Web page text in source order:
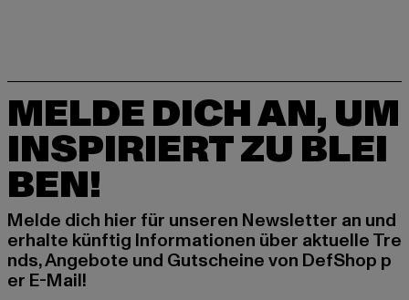
MELDE DICH AN, UM
INSPIRIERT ZU BLEI
BEN!
Melde dich hier für unseren Newsletter an und
erhalte künftig Informationen über aktuelle Tre
nds, Angebote und Gutscheine von DefShop p
er E-Mail!